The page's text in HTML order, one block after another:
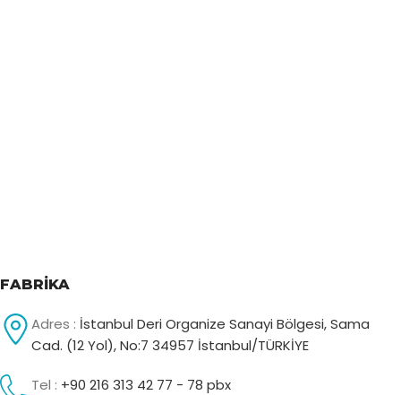
FABRİKA
Adres : İstanbul Deri Organize Sanayi Bölgesi, Sama
Cad. (12 Yol), No:7 34957 İstanbul/TÜRKİYE
Tel : +90 216 313 42 77 - 78 pbx